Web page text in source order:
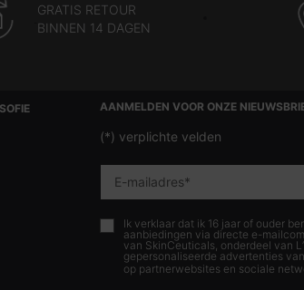
GRATIS RETOUR
BINNEN 14 DAGEN
AANMELDEN VOOR ONZE
(*) verplichte velden
E-mailadres*
Ik verklaar dat ik 16 jaar of ouder
aanbiedingen via directe e-
van SkinCeuticals, onderdeel van
gepersonaliseerde advertenties
op partnerwebsites en sociale